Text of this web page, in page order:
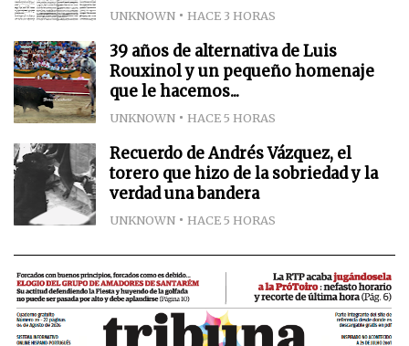
UNKNOWN HACE 3 HORAS
39 años de alternativa de Luis
Rouxinol y un pequeño homenaje
que le hacemos...
UNKNOWN HACE 5 HORAS
Recuerdo de Andrés Vázquez, el
torero que hizo de la sobriedad y la
verdad una bandera
UNKNOWN HACE 5 HORAS